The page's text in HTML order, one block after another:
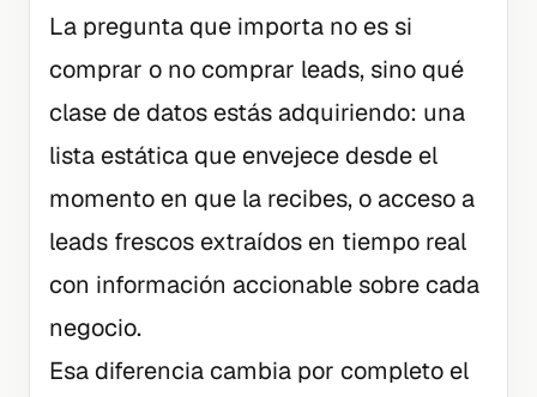
La pregunta que importa no es si
comprar o no comprar leads, sino qué
clase de datos estás adquiriendo: una
lista estática que envejece desde el
momento en que la recibes, o acceso a
leads frescos extraídos en tiempo real
con información accionable sobre cada
negocio.
Esa diferencia cambia por completo el